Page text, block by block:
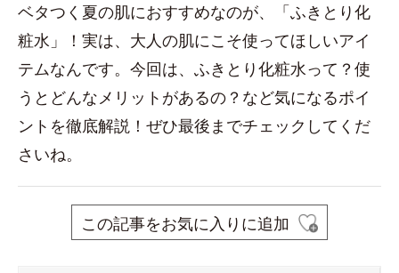
ベタつく夏の肌におすすめなのが、「ふきとり化
粧水」！実は、大人の肌にこそ使ってほしいアイ
テムなんです。今回は、ふきとり化粧水って？使
うとどんなメリットがあるの？など気になるポイ
ントを徹底解説！ぜひ最後までチェックしてくだ
さいね。
この記事をお気に入りに追加